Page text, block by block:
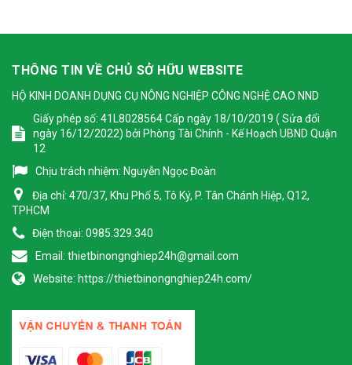
THÔNG TIN VỀ CHỦ SỞ HỮU WEBSITE
HỘ KINH DOANH DỤNG CỤ NÔNG NGHIỆP CÔNG NGHỆ CAO NND
Giấy phép số: 41L8028564 Cấp ngày 18/10/2019 ( Sửa đổi
ngày 16/12/2022) bởi Phòng Tài Chính - Kế Hoạch UBND Quận
12
Chịu trách nhiệm: Nguyễn Ngọc Đoàn
Địa chỉ: 470/37, Khu Phố 5, Tô Ký, P. Tân Chánh Hiệp, Q12,
TPHCM
Điện thoại: 0985.329.340
Email: thietbinongnghiep24h@gmail.com
Website: https://thietbinongnghiep24h.com/